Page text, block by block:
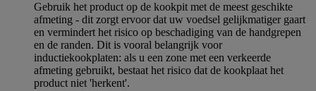
Gebruik het product op de kookpit met de meest geschikte
afmeting - dit zorgt ervoor dat uw voedsel gelijkmatiger gaart
en vermindert het risico op beschadiging van de handgrepen
en de randen. Dit is vooral belangrijk voor
inductiekookplaten: als u een zone met een verkeerde
afmeting gebruikt, bestaat het risico dat de kookplaat het
product niet 'herkent'.